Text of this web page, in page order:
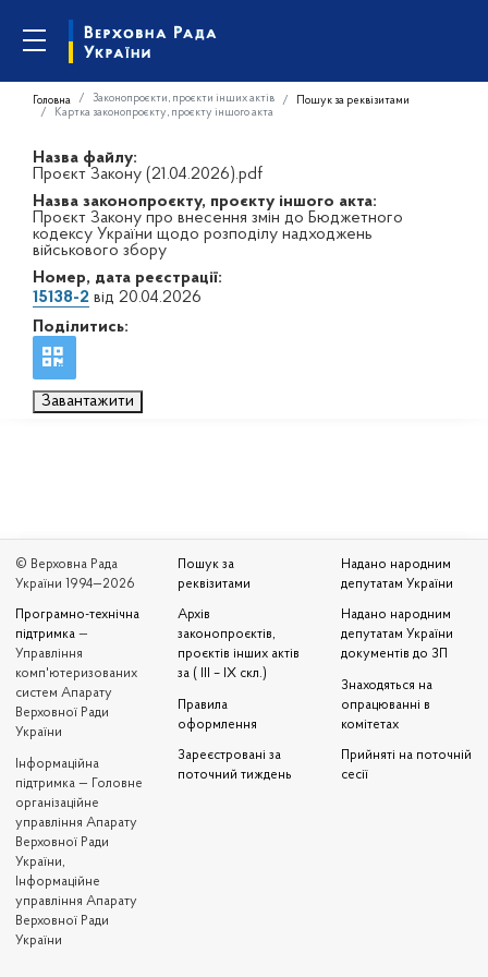
Головна Законопроєкти, проєкти інших актів
Пошук за реквізитами
Картка законопроєкту, проєкту іншого акта
Назва файлу:
Проєкт Закону (21.04.2026).pdf
Назва законопроєкту, проєкту іншого акта:
Проєкт Закону про внесення змін до Бюджетного
кодексу України щодо розподілу надходжень
військового збору
Номер, дата реєстрації:
15138-2 від 20.04.2026
Поділитись:
Завантажити
© Верховна Рада
України 1994—2026
Програмно-технічна
підтримка —
Управління
комп'ютеризованих
систем Апарату
Верховної Ради
України
Iнформаційна
підтримка — Головне
організаційне
управління Апарату
Верховної Ради
України,
Інформаційне
управління Апарату
Верховної Ради
України
Пошук за
реквізитами
Архів
законопроєктів,
проєктів інших актів
за ( III – IX скл.)
Правила
оформлення
Зареєстровані за
поточний тиждень
Надано народним
депутатам України
Надано народним
депутатам України
документів до ЗП
Знаходяться на
опрацюванні в
комітетах
Прийняті на поточній
сесії